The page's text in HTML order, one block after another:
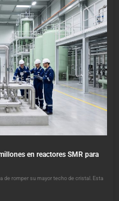
en reactores SMR para
de romper su mayor techo de cristal. Esta